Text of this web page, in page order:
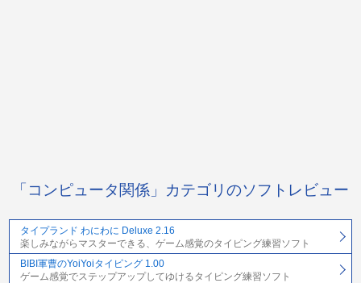
「コンピュータ関係」カテゴリのソフトレビュー
タイプランド わにわに Deluxe 2.16
楽しみながらマスターできる、ゲーム感覚のタイピング練習ソフト
BIBI軍曹のYoiYoiタイピング 1.00
ゲーム感覚でステップアップしてゆけるタイピング練習ソフト